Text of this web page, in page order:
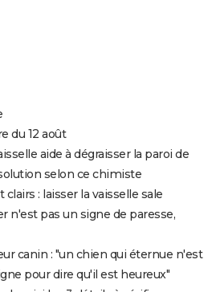
du 12 août
aide à dégraisser la paroi de
selon ce chimiste
: laisser la vaisselle sale
n'est pas un signe de paresse,
canin : "un chien qui éternue n'est
pour dire qu'il est heureux"